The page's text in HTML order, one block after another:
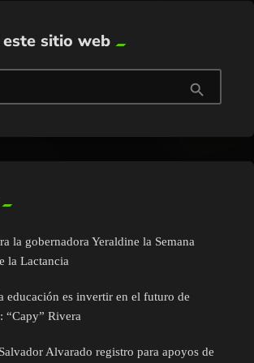
este sitio web
search
la gobernadora Yeraldine la Semana
la Lactancia
educación es invertir en el futuro de
“Capy” Rivera
Alvarado registro para apoyos de